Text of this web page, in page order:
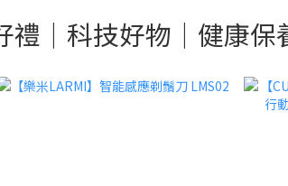
禮｜科技好物｜健康